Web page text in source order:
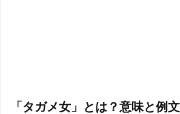
「タガメ女」とは？意味と例